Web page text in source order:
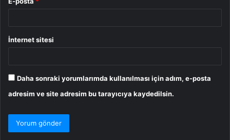
İnternet sitesi
Daha sonraki yorumlarımda kullanılması için adım, e-posta
adresim ve site adresim bu tarayıcıya kaydedilsin.